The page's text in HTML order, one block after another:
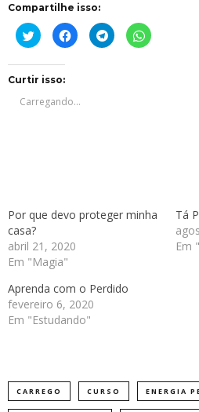
Compartilhe isso:
Clique
para
compartilhar
em
janela)
Clique
para
compartilhar
janela)
Clique
para
compartilhar
Clique
para
Curtir isso:
Carregando...
Por que devo proteger minha
casa?
abril 21, 2020
Em "Magia"
Tá
Em
Aprenda com o Perdido
fevereiro 6, 2020
Em "Estudando"
CARREGO CURSO ENERGIA